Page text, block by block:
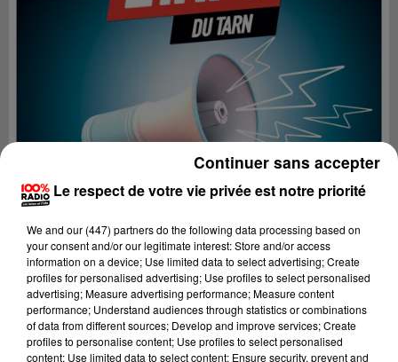
Le respect de votre vie privée est notre priorité
We and our (447) partnersdo the following data processing based on
your consent and/or our legitimate interest: Store and/or access
information on a device; Use limited data to select advertising; Create
profiles for personalised advertising; Use profiles to select personalised
advertising; Measure advertising performance; Measure content
performance; Understand audiences through statistics or combinations
of data from different sources; Develop and improve services; Create
profiles to personalise content; Use profiles to select personalised
content; Use limited data to select content; Ensure security, prevent and
Continuer sans accepter